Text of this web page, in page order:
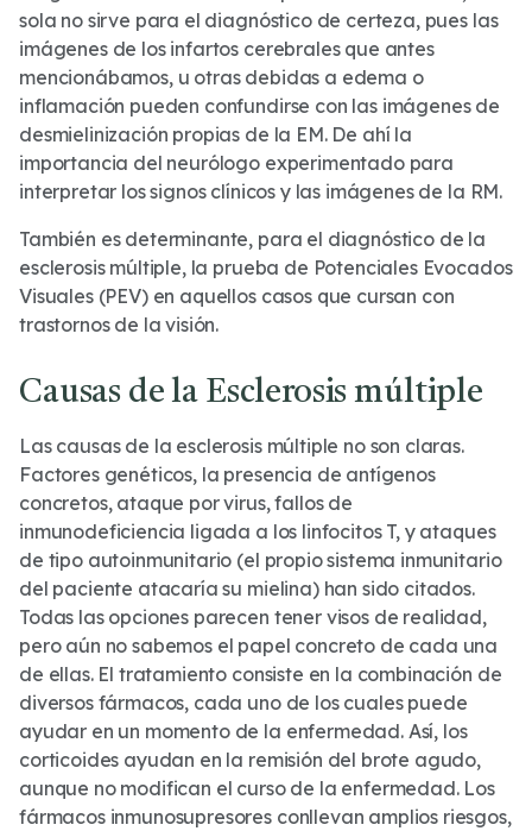
sola no sirve para el diagnóstico de certeza, pues las
imágenes de los infartos cerebrales que antes
mencionábamos, u otras debidas a edema o
inflamación pueden confundirse con las imágenes de
desmielinización propias de la EM. De ahí la
importancia del neurólogo experimentado para
interpretar los signos clínicos y las imágenes de la RM.
También es determinante, para el diagnóstico de la
esclerosis múltiple, la prueba de Potenciales Evocados
Visuales (PEV) en aquellos casos que cursan con
trastornos de la visión.
Causas de la Esclerosis múltiple
Las causas de la esclerosis múltiple no son claras.
Factores genéticos, la presencia de antígenos
concretos, ataque por virus, fallos de
inmunodeficiencia ligada a los linfocitos T, y ataques
de tipo autoinmunitario (el propio sistema inmunitario
del paciente atacaría su mielina) han sido citados.
Todas las opciones parecen tener visos de realidad,
pero aún no sabemos el papel concreto de cada una
de ellas. El tratamiento consiste en la combinación de
diversos fármacos, cada uno de los cuales puede
ayudar en un momento de la enfermedad. Así, los
corticoides ayudan en la remisión del brote agudo,
aunque no modifican el curso de la enfermedad. Los
fármacos inmunosupresores conllevan amplios riesgos,